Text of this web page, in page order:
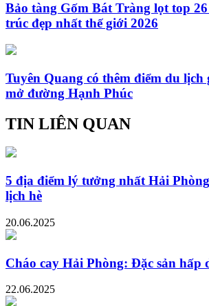
Bảo tàng Gốm Bát Tràng lọt top
trúc đẹp nhất thế giới 2026
Tuyên Quang có thêm điểm du lịch
mở đường Hạnh Phúc
TIN LIÊN QUAN
5 địa điểm lý tưởng nhất Hải
lịch hè
20.06.2025
Cháo cay Hải Phòng: Đặc sản hấp
22.06.2025